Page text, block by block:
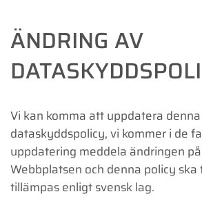
ÄNDRING AV
Vi kan komma att uppdatera denna
dataskyddspolicy, vi kommer i de
uppdatering meddela ändringen
Webbplatsen och denna policy ska
tillämpas enligt svensk lag.